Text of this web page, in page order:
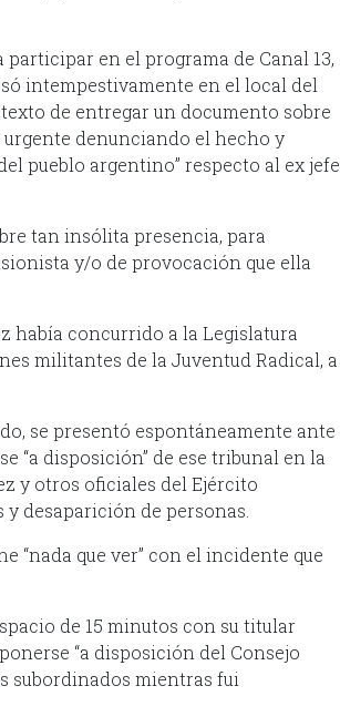
en el programa de Canal 13,
intempestivamente en el local del
de entregar un documento sobre
denunciando el hecho y
pueblo argentino” respecto al ex jefe
tan insólita presencia, para
y/o de provocación que ella
había concurrido a la Legislatura
militantes de la Juventud Radical, a
se presentó espontáneamente ante
“a disposición” de ese tribunal en la
y otros oficiales del Ejército
desaparición de personas.
“nada que ver” con el incidente que
de 15 minutos con su titular
“a disposición del Consejo
subordinados mientras fui